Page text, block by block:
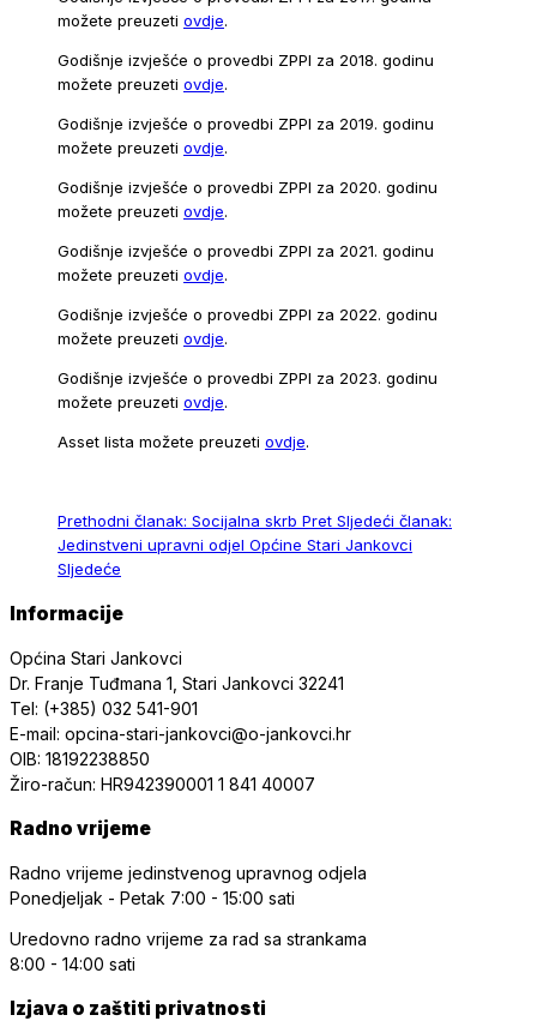
možete preuzeti ovdje.
Godišnje izvješće o provedbi ZPPI za 2018. godinu
možete preuzeti ovdje.
Godišnje izvješće o provedbi ZPPI za 2019. godinu
možete preuzeti ovdje.
Godišnje izvješće o provedbi ZPPI za 2020. godinu
možete preuzeti ovdje.
Godišnje izvješće o provedbi ZPPI za 2021. godinu
možete preuzeti ovdje.
Godišnje izvješće o provedbi ZPPI za 2022. godinu
možete preuzeti ovdje.
Godišnje izvješće o provedbi ZPPI za 2023. godinu
možete preuzeti ovdje.
Asset lista možete preuzeti ovdje.
Prethodni članak: Socijalna skrb Pret Sljedeći članak:
Jedinstveni upravni odjel Općine Stari Jankovci
Sljedeće
Informacije
Općina Stari Jankovci
Dr. Franje Tuđmana 1, Stari Jankovci 32241
Tel: (+385) 032 541-901
E-mail: opcina-stari-jankovci@o-jankovci.hr
OIB: 18192238850
Žiro-račun: HR942390001 1 841 40007
Radno vrijeme
Radno vrijeme jedinstvenog upravnog odjela
Ponedjeljak - Petak 7:00 - 15:00 sati
Uredovno radno vrijeme za rad sa strankama
8:00 - 14:00 sati
Izjava o zaštiti privatnosti